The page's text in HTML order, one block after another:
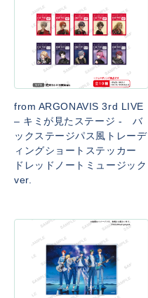
from ARGONAVIS 3rd LIVE
– キミが見たステージ - バ
ックステージパス風トレーデ
ィングショートステッカー
ドレッドノートミュージック
ver.